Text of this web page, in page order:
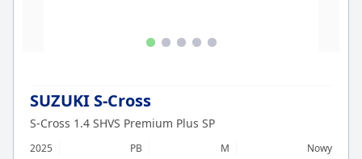
SUZUKI S-Cross
S-Cross 1.4 SHVS Premium Plus SP
2025 PB M
Nowy